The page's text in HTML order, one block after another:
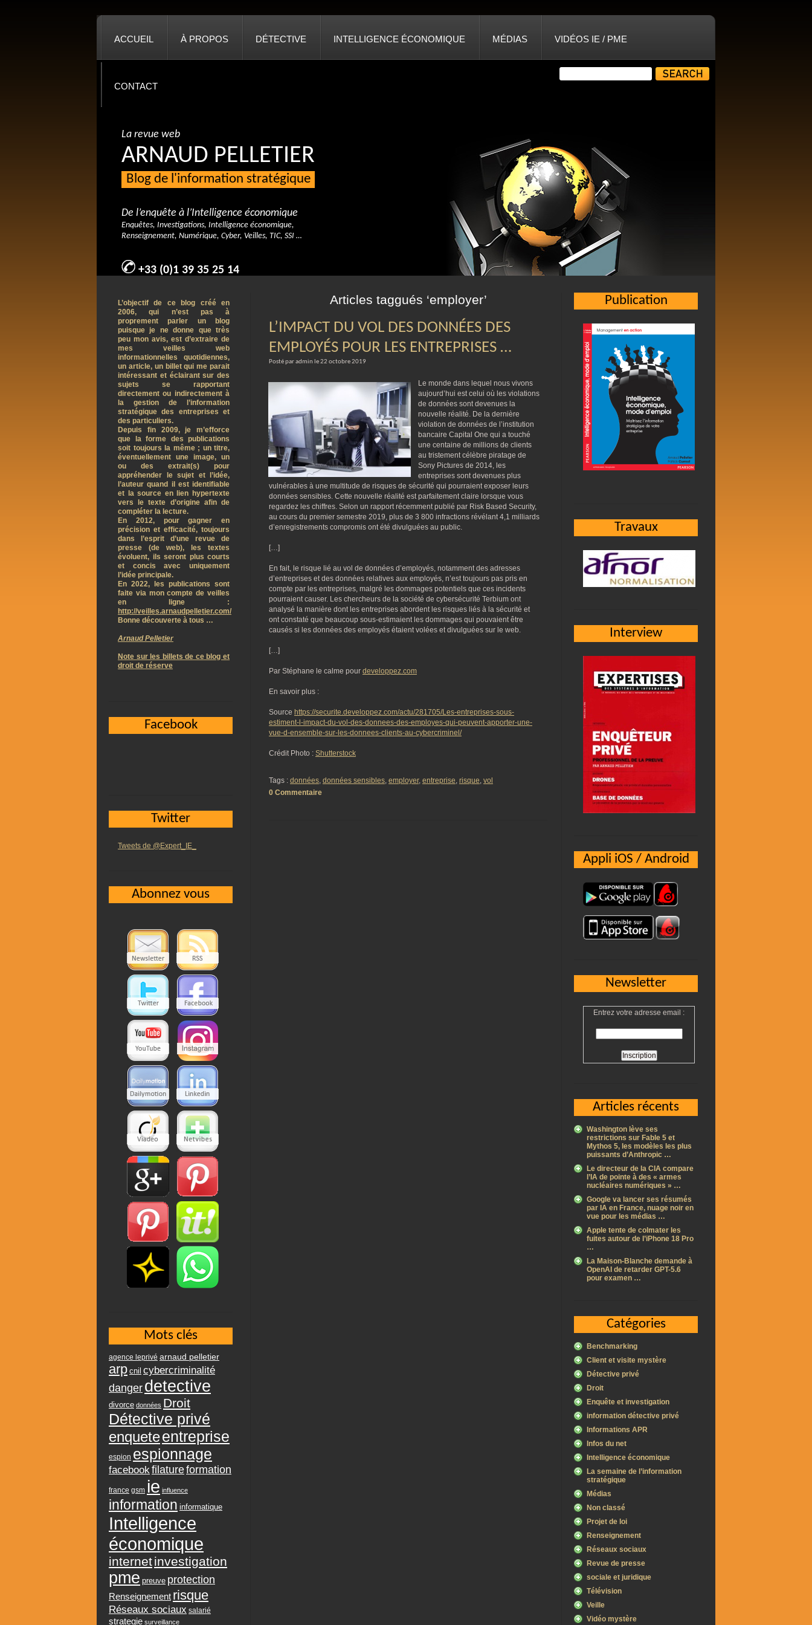
ACCUEIL À PROPOS DÉTECTIVE INTELLIGENCE ÉCONOMIQUE MÉDIAS VIDÉOS IE / PME
CONTACT
La revue web
ARNAUD PELLETIER
Blog de l'information stratégique
De l’enquête à l’Intelligence économique
Enquêtes, Investigations, Intelligence économique,
Renseignement, Numérique, Cyber, Veilles, TIC, SSI …
+33 (0)1 39 35 25 14
Articles taggués ‘employer’
L’IMPACT DU VOL DES DONNÉES DES
EMPLOYÉS POUR LES ENTREPRISES …
Posté par admin le 22 octobre 2019
Le monde dans lequel nous vivons
aujourd’hui est celui où les violations
de données sont devenues la
nouvelle réalité. De la dernière
violation de données de l’institution
bancaire Capital One qui a touché
une centaine de millions de clients
au tristement célèbre piratage de
Sony Pictures de 2014, les
entreprises sont devenues plus
vulnérables à une multitude de risques de sécurité qui pourraient exposer leurs
données sensibles. Cette nouvelle réalité est parfaitement claire lorsque vous
regardez les chiffres. Selon un rapport récemment publié par Risk Based Security,
au cours du premier semestre 2019, plus de 3 800 infractions révélant 4,1 milliards
d’enregistrements compromis ont été divulguées au public.
[…]
En fait, le risque lié au vol de données d’employés, notamment des adresses
d’entreprises et des données relatives aux employés, n’est toujours pas pris en
compte par les entreprises, malgré les dommages potentiels que ces incidents
pourraient causer. Les chercheurs de la société de cybersécurité Terbium ont
analysé la manière dont les entreprises abordent les risques liés à la sécurité et
ont constaté que beaucoup sous-estimaient les dommages qui pouvaient être
causés si les données des employés étaient volées et divulguées sur le web.
[…]
Par Stéphane le calme pour developpez.com
En savoir plus :
Source https://securite.developpez.com/actu/281705/Les-entreprises-sous-
estiment-l-impact-du-vol-des-donnees-des-employes-qui-peuvent-apporter-une-
vue-d-ensemble-sur-les-donnees-clients-au-cybercriminel/
Crédit Photo : Shutterstock
Tags : données, données sensibles, employer, entreprise, risque, vol
0 Commentaire
Publication
Travaux
Interview
Appli iOS / Android
Newsletter
Entrez votre adresse email :
Articles récents
Washington lève ses
restrictions sur Fable 5 et
Mythos 5, les modèles les plus
puissants d’Anthropic …
Le directeur de la CIA compare
l’IA de pointe à des « armes
nucléaires numériques » …
Google va lancer ses résumés
par IA en France, nuage noir en
vue pour les médias …
Apple tente de colmater les
fuites autour de l’iPhone 18 Pro
…
La Maison-Blanche demande à
OpenAI de retarder GPT-5.6
pour examen …
Catégories
Benchmarking
Client et visite mystère
Détective privé
Droit
Enquête et investigation
information détective privé
Informations APR
Infos du net
Intelligence économique
La semaine de l’information
stratégique
Médias
Non classé
Projet de loi
Renseignement
Réseaux sociaux
Revue de presse
sociale et juridique
Télévision
Veille
Vidéo mystère
L’objectif de ce blog créé en
2006, qui n’est pas à
proprement parler un blog
puisque je ne donne que très
peu mon avis, est d’extraire de
mes veilles web
informationnelles quotidiennes,
un article, un billet qui me parait
intéressant et éclairant sur des
sujets se rapportant
directement ou indirectement à
la gestion de l’information
stratégique des entreprises et
des particuliers.
Depuis fin 2009, je m’efforce
que la forme des publications
soit toujours la même ; un titre,
éventuellement une image, un
ou des extrait(s) pour
appréhender le sujet et l’idée,
l’auteur quand il est identifiable
et la source en lien hypertexte
vers le texte d’origine afin de
compléter la lecture.
En 2012, pour gagner en
précision et efficacité, toujours
dans l’esprit d’une revue de
presse (de web), les textes
évoluent, ils seront plus courts
et concis avec uniquement
l’idée principale.
En 2022, les publications sont
faite via mon compte de veilles
en ligne :
http://veilles.arnaudpelletier.com/
Bonne découverte à tous …
Arnaud Pelletier
Note sur les billets de ce blog et
droit de réserve
Facebook
Twitter
Tweets de @Expert_IE_
Abonnez vous
Mots clés
agence leprivé arnaud pelletier
arp cnil cybercriminalité
danger detective
divorce données Droit
Détective privé
enqueteentreprise
espion espionnage
facebookfilatureformation
france gsm ie influence
information informatique
Intelligence
économique
internetinvestigation
pme preuve protection
Renseignement risque
Réseaux sociaux salarié
strategie surveillance